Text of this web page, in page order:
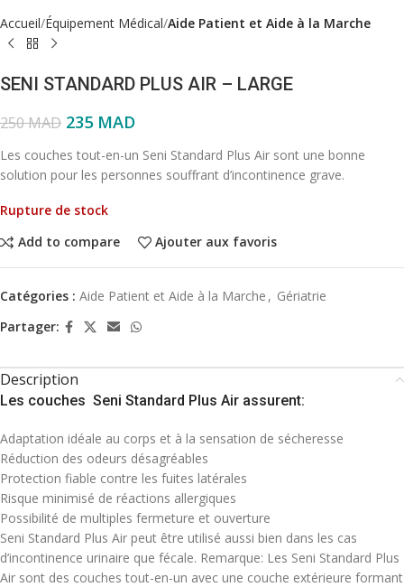
Accueil Équipement Médical Aide Patient et Aide à la Marche
SENI STANDARD PLUS AIR – LARGE
250MAD 235 MAD
Les couches tout-en-un Seni Standard Plus Air sont une bonne
solution pour les personnes souffrant d’incontinence grave.
Rupture de stock
Add to compare
Ajouter aux favoris
Catégories : Aide Patient et Aide à la Marche , Gériatrie
Partager:
Description
Les couches Seni Standard Plus Air assurent:
Adaptation idéale au corps et à la sensation de sécheresse
Réduction des odeurs désagréables
Protection fiable contre les fuites latérales
Risque minimisé de réactions allergiques
Possibilité de multiples fermeture et ouverture
Seni Standard Plus Air peut être utilisé aussi bien dans les cas
d’incontinence urinaire que fécale. Remarque: Les Seni Standard Plus
Air sont des couches tout-en-un avec une couche extérieure formant